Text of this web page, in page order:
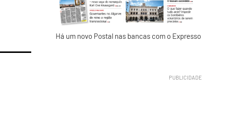
Há um novo Postal nas bancas com o Expresso